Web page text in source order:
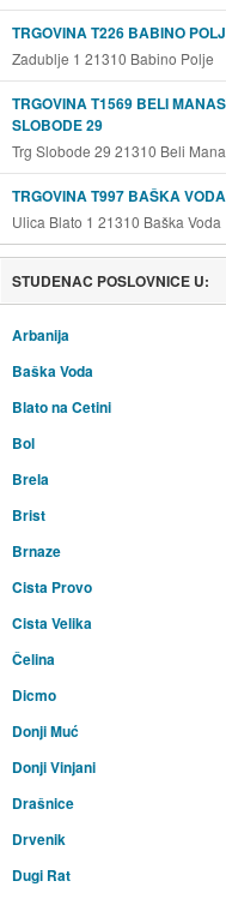
TRGOVINA T226 BABINO
Zadublje 1 21310 Babino Polje
TRGOVINA T1569 BELI
SLOBODE 29
Trg Slobode 29 21310 Beli
TRGOVINA T997 BAŠKA
Ulica Blato 1 21310 Baška Voda
STUDENAC POSLOVNICE U:
Arbanija
Baška Voda
Blato na Cetini
Bol
Brela
Brist
Brnaze
Cista Provo
Cista Velika
Čelina
Dicmo
Donji Muć
Donji Vinjani
Drašnice
Drvenik
Dugi Rat